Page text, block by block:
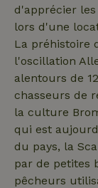
d'apprécier
lors d'une
La préhistoire
l'oscillation
alentours de
chasseurs de
la culture
qui est
du pays, la
par de petites
pêcheurs
_nhft_user-